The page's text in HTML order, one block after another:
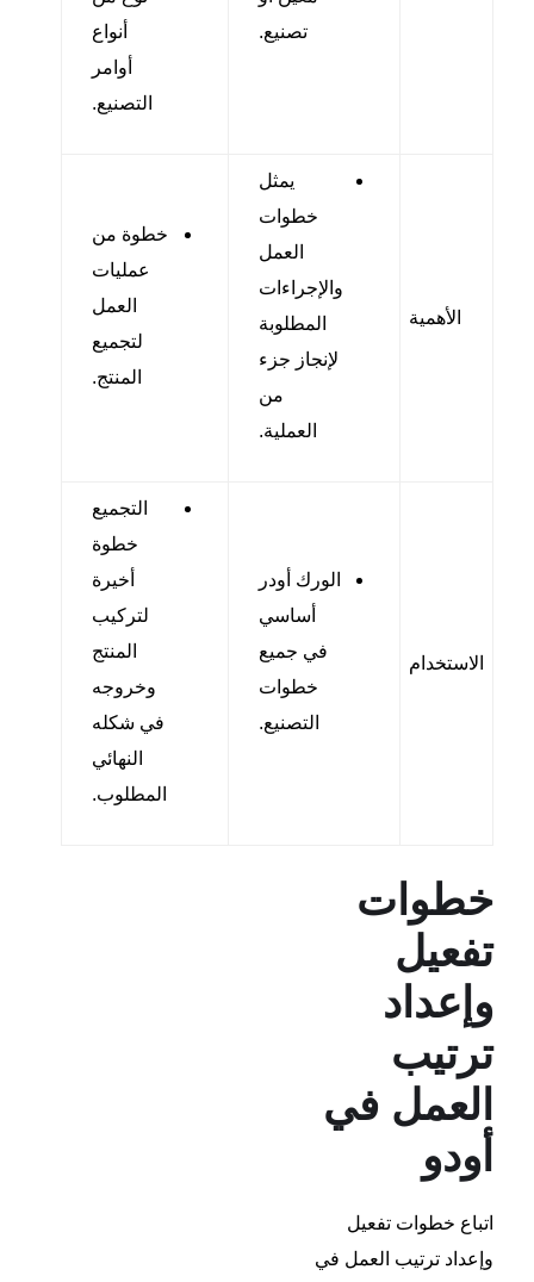
تصنيع.
أنواع
أوامر
التصنيع.
الأهمية
يمثل
خطوات
العمل
والإجراءات
المطلوبة
لإنجاز جزء
من
العملية.
خطوة من
عمليات
العمل
لتجميع
المنتج.
الاستخدام
الورك أودر
أساسي
في جميع
خطوات
التصنيع.
التجميع
خطوة
أخيرة
لتركيب
المنتج
وخروجه
في شكله
النهائي
المطلوب.
خطوات
تفعيل
وإعداد
ترتيب
العمل في
أودو
اتباع خطوات تفعيل
وإعداد ترتيب العمل في